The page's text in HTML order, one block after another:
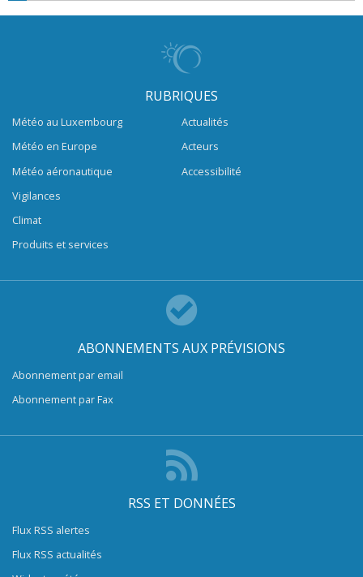
RUBRIQUES
Météo au Luxembourg
Météo en Europe
Météo aéronautique
Vigilances
Climat
Produits et services
Actualités
Acteurs
Accessibilité
ABONNEMENTS AUX PRÉVISIONS
Abonnement par email
Abonnement par Fax
RSS ET DONNÉES
Flux RSS alertes
Flux RSS actualités